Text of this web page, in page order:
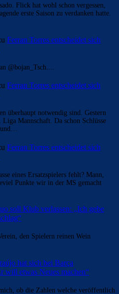
Flick hat wohl schon vergessen,
erste Saison zu verdanken hatte.
Ferran Torres entscheidet sich
@bojan_Tsch....
Ferran Torres entscheidet sich
überhaupt notwendig sind. Gestern
Liga Mannschaft. Da schon Schlüsse
und…
Ferran Torres entscheidet sich
eines Ersatzspielers fehlt? Mann,
Punkte wir in der MS gemacht
soll Klub verlassen: „Ich gebe
den Spielern reinen Wein
hat sich bei Barça
will etwas Neues machen“
ob die Zahlen welche veröffentlich